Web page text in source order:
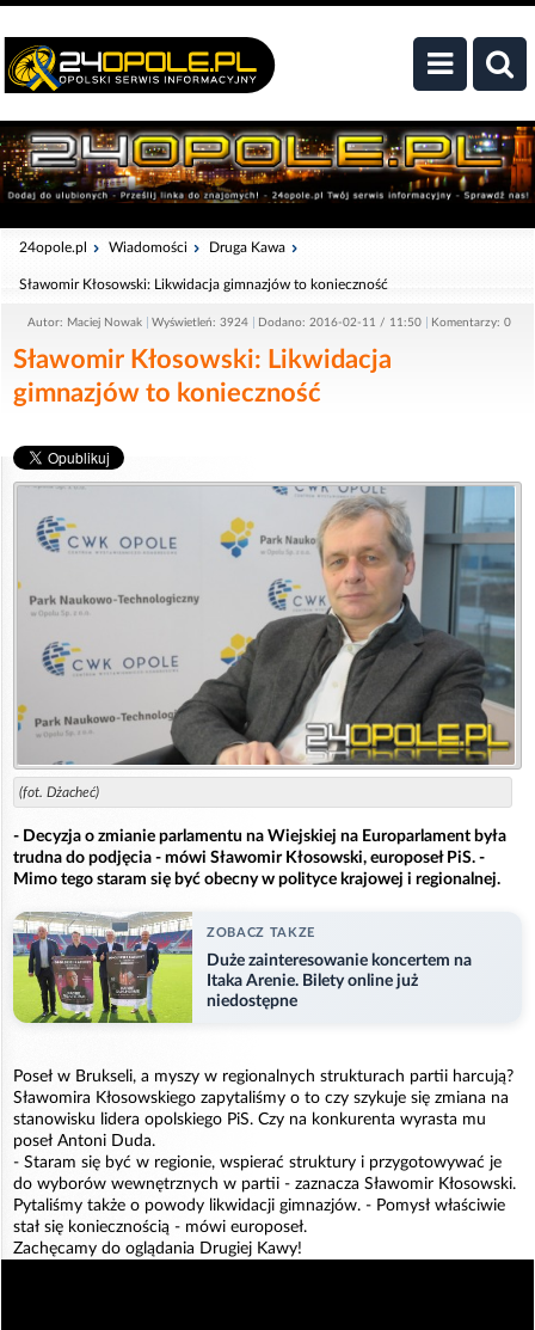
24opole.pl Wiadomości Druga Kawa
Sławomir Kłosowski: Likwidacja gimnazjów to konieczność
Autor: Maciej Nowak Wyświetleń: 3924 Dodano: 2016-02-11 / 11:50 Komentarzy: 0
Sławomir Kłosowski: Likwidacja
gimnazjów to konieczność
(fot. Dżacheć)
- Decyzja o zmianie parlamentu na Wiejskiej na Europarlament była
trudna do podjęcia - mówi Sławomir Kłosowski, europoseł PiS. -
Mimo tego staram się być obecny w polityce krajowej i regionalnej.
ZOBACZ TAKZE
Duże zainteresowanie koncertem na
Itaka Arenie. Bilety online już
niedostępne
Poseł w Brukseli, a myszy w regionalnych strukturach partii harcują?
Sławomira Kłosowskiego zapytaliśmy o to czy szykuje się zmiana na
stanowisku lidera opolskiego PiS. Czy na konkurenta wyrasta mu
poseł Antoni Duda.
- Staram się być w regionie, wspierać struktury i przygotowywać je
do wyborów wewnętrznych w partii - zaznacza Sławomir Kłosowski.
Pytaliśmy także o powody likwidacji gimnazjów. - Pomysł właściwie
stał się koniecznością - mówi europoseł.
Zachęcamy do oglądania Drugiej Kawy!